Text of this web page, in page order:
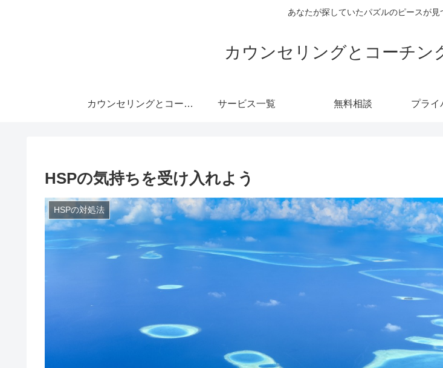
あなたが探していたパズルのピースが
カウンセリングとコーチン
カウンセリングとコーチングのHSP支援委員会 サービス一覧 無料相談 プライ
HSPの気持ちを受け入れよう
HSPの対処法